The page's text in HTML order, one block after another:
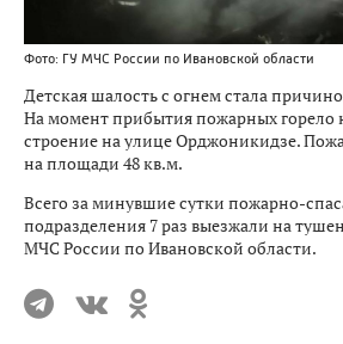
Фото: ГУ МЧС России по Ивановской области
Детская шалость с огнем стала
На момент прибытия пожарных горело
строение на улице Орджоникидзе.
на площади 48 кв.м.
Всего за минувшие сутки пожарно-
подразделения 7 раз выезжали на
МЧС России по Ивановской области.